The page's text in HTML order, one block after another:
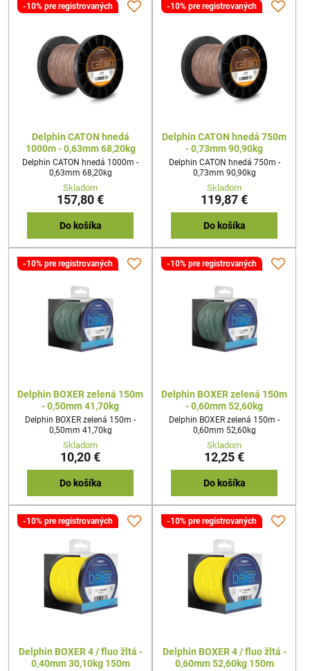
-10% pre registrovaných
Delphin CATON hnedá
1000m - 0,63mm 68,20kg
Delphin CATON hnedá 1000m -
0,63mm 68,20kg
Skladom
157,80 €
Do košíka
-10% pre registrovaných
Delphin CATON hnedá 750m
- 0,73mm 90,90kg
Delphin CATON hnedá 750m -
0,73mm 90,90kg
Skladom
119,87 €
Do košíka
-10% pre registrovaných
Delphin BOXER zelená 150m
- 0,50mm 41,70kg
Delphin BOXER zelená 150m -
0,50mm 41,70kg
Skladom
10,20 €
Do košíka
-10% pre registrovaných
Delphin BOXER zelená 150m
- 0,60mm 52,60kg
Delphin BOXER zelená 150m -
0,60mm 52,60kg
Skladom
12,25 €
Do košíka
-10% pre registrovaných
Delphin BOXER 4 / fluo žltá -
0,40mm 30,10kg 150m
-10% pre registrovaných
Delphin BOXER 4 / fluo žltá -
0,60mm 52,60kg 150m